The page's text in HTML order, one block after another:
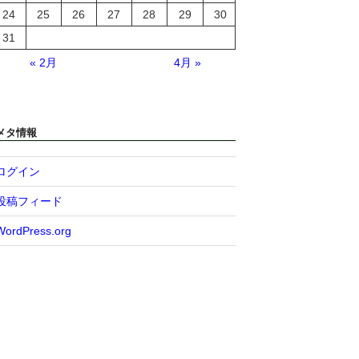
24 25 26 27 28 29
30
31
« 2月
4月 »
タ情報
グイン
稿フィード